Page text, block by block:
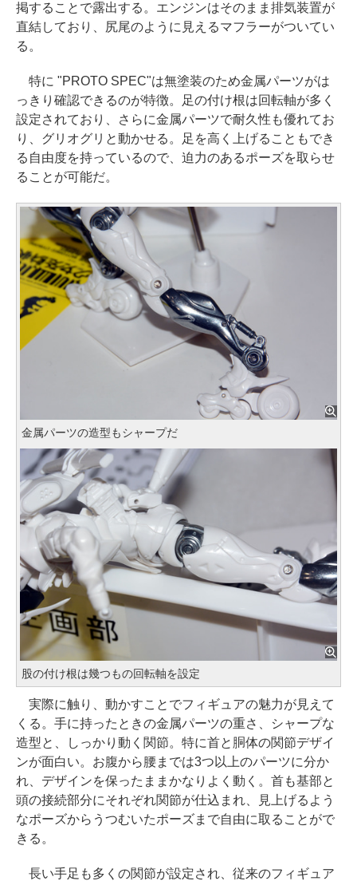
掲することで露出する。エンジンはそのまま排気装置が
直結しており、尻尾のように見えるマフラーがついてい
る。
特に "PROTO SPEC"は無塗装のため金属パーツがは
っきり確認できるのが特徴。足の付け根は回転軸が多く
設定されており、さらに金属パーツで耐久性も優れてお
り、グリオグリと動かせる。足を高く上げることもでき
る自由度を持っているので、迫力のあるポーズを取らせ
ることが可能だ。
金属パーツの造型もシャープだ
股の付け根は幾つもの回転軸を設定
実際に触り、動かすことでフィギュアの魅力が見えて
くる。手に持ったときの金属パーツの重さ、シャープな
造型と、しっかり動く関節。特に首と胴体の関節デザイ
ンが面白い。お腹から腰までは3つ以上のパーツに分か
れ、デザインを保ったままかなりよく動く。首も基部と
頭の接続部分にそれぞれ関節が仕込まれ、見上げるよう
なポーズからうつむいたポーズまで自由に取ることがで
きる。
長い手足も多くの関節が設定され、従来のフィギュア